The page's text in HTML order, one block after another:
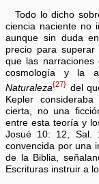
Todo lo dicho
ciencia naciente no
aunque sin duda
precio para
que las
cosmología y la
Naturaleza{27} del
Kepler
cierta, no una
entre esta teoría y
Josué 10: 12, Sal.
convencida por una
de la Biblia,
Escrituras instruir a